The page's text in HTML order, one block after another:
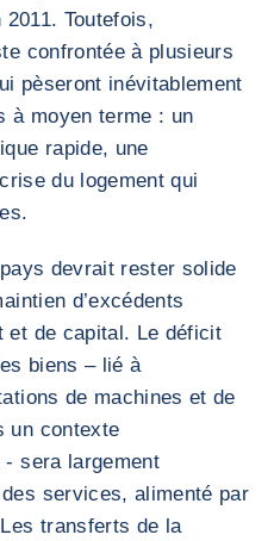
Toutefois,
confrontée à plusieurs
pèseront inévitablement
à moyen terme : un
rapide, une
du logement qui
devrait rester solide
d’excédents
et de capital. Le déficit
biens – lié à
de machines et de
un contexte
- sera largement
services, alimenté par
transferts de la